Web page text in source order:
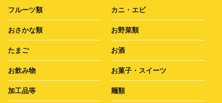
フルーツ類 カニ・エビ
おさかな類 お野菜類
たまご お酒
お飲み物 お菓子・スイーツ
加工品等 麺類